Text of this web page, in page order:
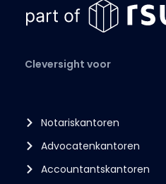
Cleversight voor
Notariskantoren
Advocatenkantoren
Accountantskantoren